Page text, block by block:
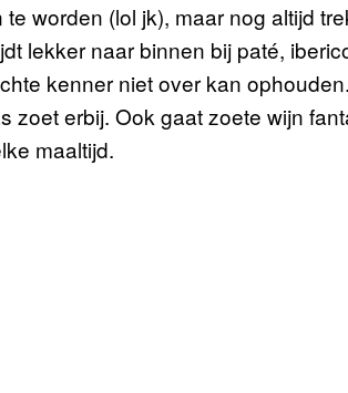
worden (lol jk), maar nog altijd
lekker naar binnen bij paté,
kenner niet over kan
zoet erbij. Ook gaat zoete wijn
maaltijd.